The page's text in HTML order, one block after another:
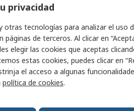
50mm
Tela de polietileno
privacidad
otras tecnologías para analizar el uso
páginas de terceros. Al clicar en
elegir las cookies que aceptas
estas cookies, puedes clicar en
el acceso a algunas
política de cookies.